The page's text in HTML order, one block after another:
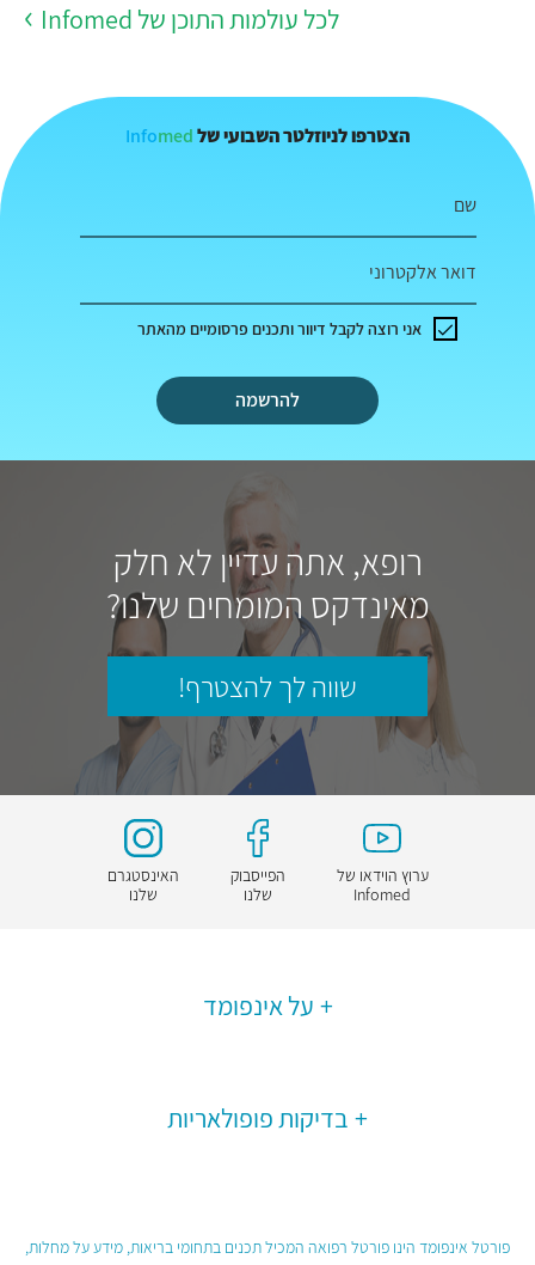
לכל עולמות התוכן של Infomed
הצטרפו לניוזלטר השבועי של Infomed
שם
דואר אלקטרוני
להרשמה
אני רוצה לקבל דיוור ותכנים פרסומיים מהאתר
רופא, אתה עדיין לא חלק
מאינדקס המומחים שלנו?
שווה לך להצטרף!
ערוץ הוידאו של
Infomed
הפייסבוק
שלנו
האינסטגרם
שלנו
על אינפומד
בדיקות פופולאריות
פורטל אינפומד הינו פורטל רפואה המכיל תכנים בתחומי בריאות, מידע על מחלות,